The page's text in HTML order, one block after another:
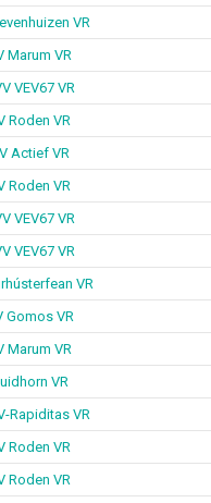
VR
Marum VR
VEV67 VR
Roden VR
Actief VR
Roden VR
VEV67 VR
VEV67 VR
VR
Gomos VR
Marum VR
VR
Rapiditas VR
Roden VR
Roden VR